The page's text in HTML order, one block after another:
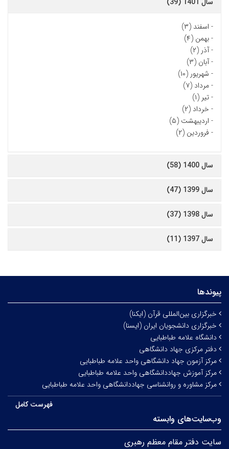
- اسفند (۳)
-بهمن (۴)
-آذر (۲)
-آبان (۳)
- شهریور (۱۰)
-مرداد (۷)
-تیر (۱)
- خرداد (۲)
- اردیبهشت (۵)
- فروردین (۲)
سال 1400 (58)
سال 1399 (47)
سال 1398 (37)
سال 1397 (11)
پیوندها
خبرگزاری بین‌المللی قرآن (ایکنا)
خبرگزاری دانشجویان ایران (ایسنا)
دانشگاه علامه طباطبایی
دفتر مرکزی جهاد دانشگاهی
مرکز آزمون جهاد دانشگاهی واحد علامه طباطبایی
مرکز آموزش جهاددانشگاهی واحد علامه طباطبایی
مرکز مشاوره و روانشناسی جهاددانشگاهی واحد علامه طباطبایی
فهرست کامل
وب‌سایت‌های وابسته
سایت دفتر مقام معظم رهبری